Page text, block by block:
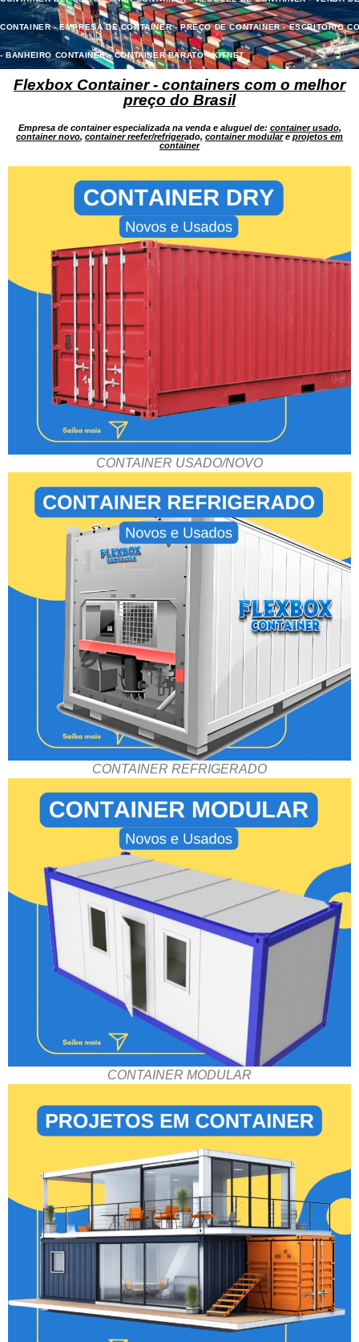
CONTAINER - EMPRESA DE CONTAINER - PREÇO DE CONTAINER - ESCRITORIO
- BANHEIRO CONTAINER - CONTAINER BARATO - KITNET
Flexbox Container - containers com o melhor
preço do Brasil
Empresa de container especializada na venda e aluguel de: container usado,
container novo, container reefer/refrigerado, container modulare projetos em
container
CONTAINER USADO/NOVO
CONTAINER REFRIGERADO
CONTAINER MODULAR